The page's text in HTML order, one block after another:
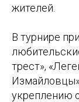
жителей.
В турнире
трест»,
укреплению